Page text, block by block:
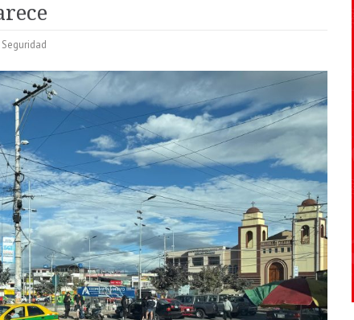
Seguridad